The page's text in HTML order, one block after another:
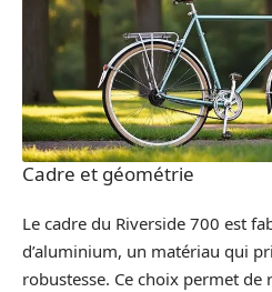
Cadre et géométrie
Le cadre du Riverside 700 est
d’aluminium, un matériau qui
robustesse. Ce choix permet